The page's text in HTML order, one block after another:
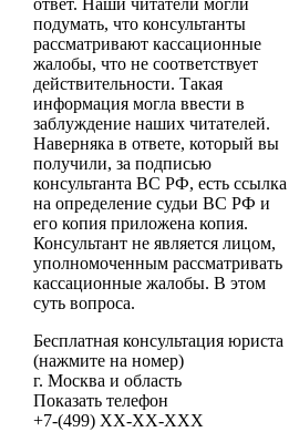
ответ. Наши читатели могли
подумать, что консультанты
рассматривают кассационные
жалобы, что не соответствует
действительности. Такая
информация могла ввести в
заблуждение наших читателей.
Наверняка в ответе, который вы
получили, за подписью
консультанта ВС РФ, есть ссылка
на определение судьи ВС РФ и
его копия приложена копия.
Консультант не является лицом,
уполномоченным рассматривать
кассационные жалобы. В этом
суть вопроса.
Бесплатная консультация юриста
(нажмите на номер)
г. Москва и область
Показать телефон
+7-(499) XX-XX-XXX